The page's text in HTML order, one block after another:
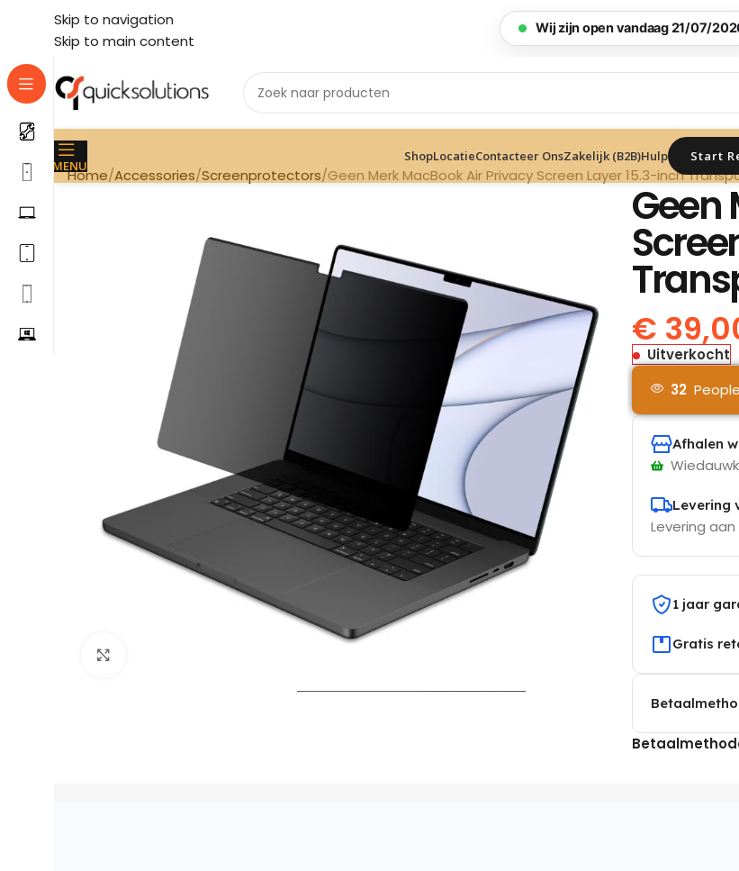
Wij zijn open vandaag 21/07/
Skip to navigation
Skip to main content
MENU
ShopLocatieContacteer OnsZakelijk (B2B)Hulp Start
Home Accessories Screenprotectors Geen Merk MacBook Air Privacy Screen Layer 15.3-inch
Geen
€
Uitverkocht
32
Afhalen
Levering
Levering aan
1 jaar
Gratis